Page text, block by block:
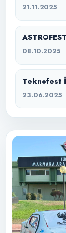
21.11.2025
08.10.2025
Teknofest
23.06.2025